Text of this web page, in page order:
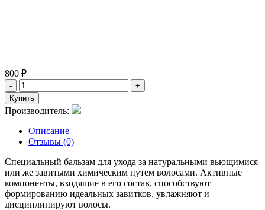
800 ₽
Производитель:
Описание
Отзывы (0)
Специальный бальзам для ухода за натуральными вьющимися
или же завитыми химическим путем волосами. Активные
компоненты, входящие в его состав, способствуют
формированию идеальных завитков, увлажняют и
дисциплинируют волосы.